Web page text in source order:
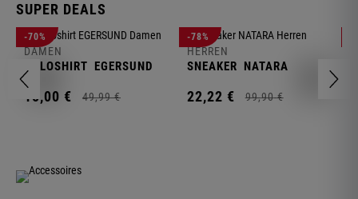
SUPER DEALS
-70%
DAMEN
POLOSHIRT EGERSUND
15,00 € 49,99 €
-78%
HERREN
SNEAKER NATARA
22,22 € 99,90 €